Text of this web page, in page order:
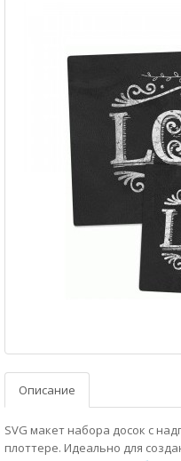
Описание
SVG макет набора досок с
плоттере. Идеально для